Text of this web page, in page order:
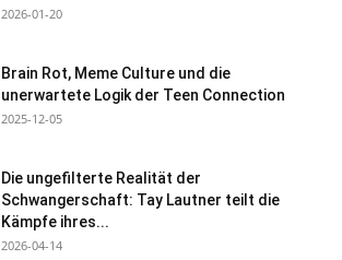
2026-01-20
Brain Rot, Meme Culture und die
unerwartete Logik der Teen Connection
2025-12-05
Die ungefilterte Realität der
Schwangerschaft: Tay Lautner teilt die
Kämpfe ihres...
2026-04-14